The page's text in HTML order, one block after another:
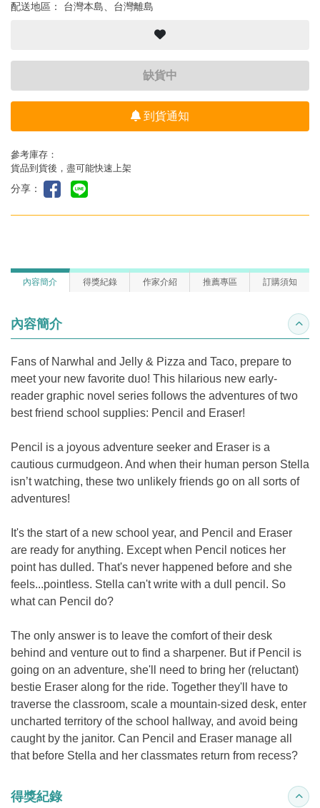
配送地區： 台灣本島、台灣離島
缺貨中
到貨通知
參考庫存：
貨品到貨後，盡可能快速上架
分享：
內容簡介 得獎紀錄 作家介紹 推薦專區 訂購須知
內容簡介 收合
Fans of Narwhal and Jelly & Pizza and Taco, prepare to
meet your new favorite duo! This hilarious new early-
reader graphic novel series follows the adventures of two
best friend school supplies: Pencil and Eraser!
Pencil is a joyous adventure seeker and Eraser is a
cautious curmudgeon. And when their human person Stella
isn’t watching, these two unlikely friends go on all sorts of
adventures!
It's the start of a new school year, and Pencil and Eraser
are ready for anything. Except when Pencil notices her
point has dulled. That's never happened before and she
feels...pointless. Stella can't write with a dull pencil. So
what can Pencil do?
The only answer is to leave the comfort of their desk
behind and venture out to find a sharpener. But if Pencil is
going on an adventure, she'll need to bring her (reluctant)
bestie Eraser along for the ride. Together they'll have to
traverse the classroom, scale a mountain-sized desk, enter
uncharted territory of the school hallway, and avoid being
caught by the janitor. Can Pencil and Eraser manage all
that before Stella and her classmates return from recess?
得獎紀錄 收合